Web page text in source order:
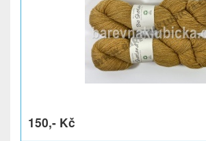
150,- Kč